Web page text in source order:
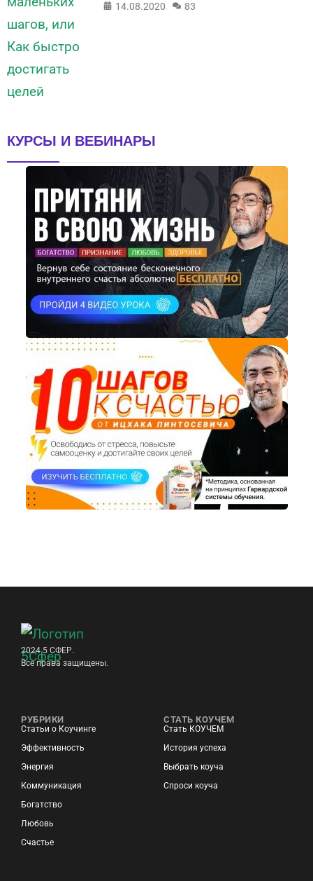
14.08.2020
83
КУРСЫ И ВЕБИНАРЫ
2024 5 СФЕР.
Все права защищены.
РУБРИКИ
Статьи о Коучинге
Эффективность
Энергия
Коммуникация
Богатство
Любовь
Счастье
СТАТЬ КОУЧЕМ
Стать КОУЧЕМ
История успеха
Выбрать коуча
Спроси коуча